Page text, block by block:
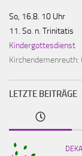
So, 16.8. 10 Uhr
11. So. n. Trinitatis
Kindergottesdienst
Kirchendemenreuth:
LETZTE BEITRÄGE